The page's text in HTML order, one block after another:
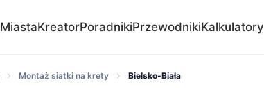
MiastaKreatorPoradnikiPrzewodnikiKalkulatory
Montaż siatki na krety Bielsko-Biała